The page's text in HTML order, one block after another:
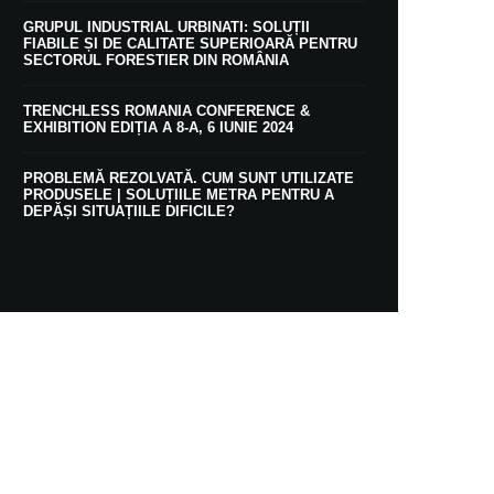
GRUPUL INDUSTRIAL URBINATI: SOLUȚII
FIABILE ȘI DE CALITATE SUPERIOARĂ PENTRU
SECTORUL FORESTIER DIN ROMÂNIA
TRENCHLESS ROMANIA CONFERENCE &
EXHIBITION EDIȚIA A 8-A, 6 IUNIE 2024
PROBLEMĂ REZOLVATĂ. CUM SUNT UTILIZATE
PRODUSELE | SOLUȚIILE METRA PENTRU A
DEPĂȘI SITUAȚIILE DIFICILE?